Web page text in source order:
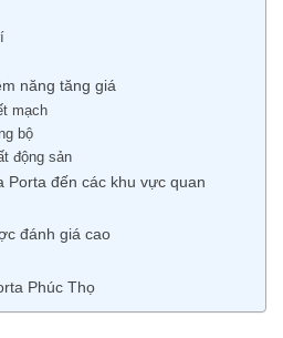
năng tăng giá
mạch
bộ
động sản
Porta đến các khu vực quan
đánh giá cao
Phúc Thọ